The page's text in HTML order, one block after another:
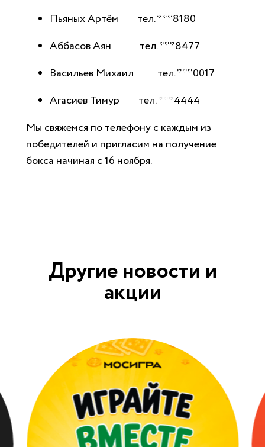
Пьяных Артём тел. ***8180
Аббасов Аян тел. ***8477
Васильев Михаил тел. ***0017
Агасиев Тимур тел. ***4444
Мы свяжемся по телефону с каждым из
победителей и пригласим на получение
бокса начиная с 16 ноября.
Другие новости и
акции